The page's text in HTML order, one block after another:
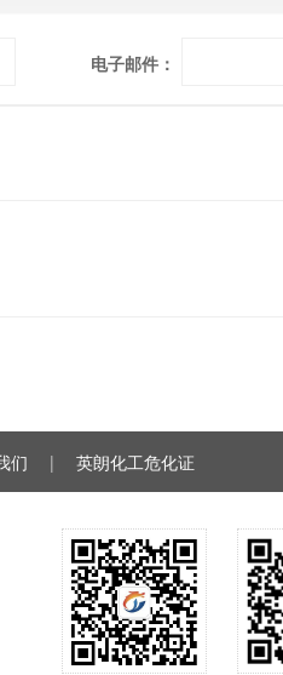
电子邮件：
们 | 英朗化工危化证